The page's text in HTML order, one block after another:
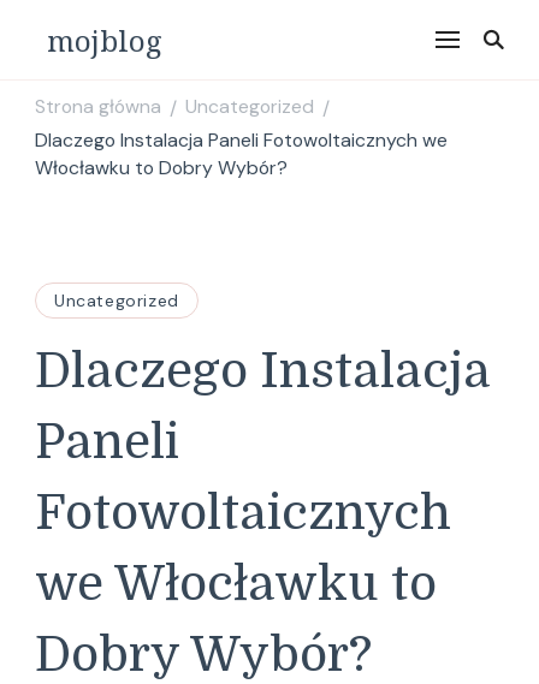
mojblog
Strona główna / Uncategorized /
Dlaczego Instalacja Paneli Fotowoltaicznych we
Włocławku to Dobry Wybór?
Uncategorized
Dlaczego Instalacja
Paneli
Fotowoltaicznych
we Włocławku to
Dobry Wybór?